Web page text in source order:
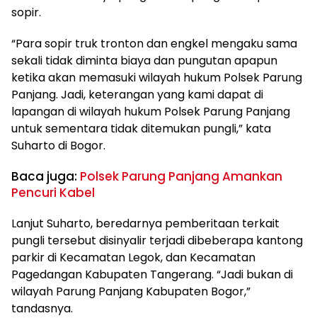
sopir.
“Para sopir truk tronton dan engkel mengaku sama
sekali tidak diminta biaya dan pungutan apapun
ketika akan memasuki wilayah hukum Polsek Parung
Panjang. Jadi, keterangan yang kami dapat di
lapangan di wilayah hukum Polsek Parung Panjang
untuk sementara tidak ditemukan pungli,” kata
Suharto di Bogor.
Baca juga: Polsek Parung Panjang Amankan
Pencuri Kabel
Lanjut Suharto, beredarnya pemberitaan terkait
pungli tersebut disinyalir terjadi dibeberapa kantong
parkir di Kecamatan Legok, dan Kecamatan
Pagedangan Kabupaten Tangerang. “Jadi bukan di
wilayah Parung Panjang Kabupaten Bogor,”
tandasnya.